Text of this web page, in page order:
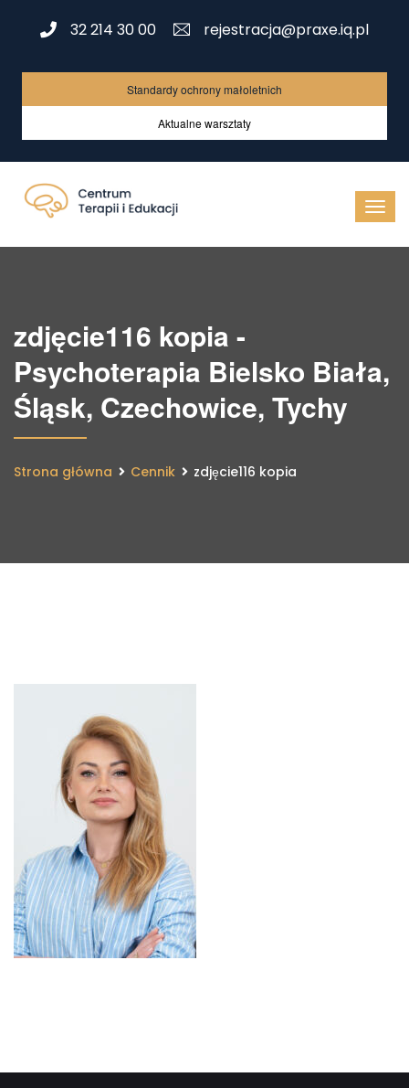
32 214 30 00 rejestracja@praxe.iq.pl
Standardy ochrony małoletnich
Aktualne warsztaty
zdjęcie116 kopia -
Psychoterapia Bielsko Biała,
Śląsk, Czechowice, Tychy
Strona główna Cennik zdjęcie116 kopia